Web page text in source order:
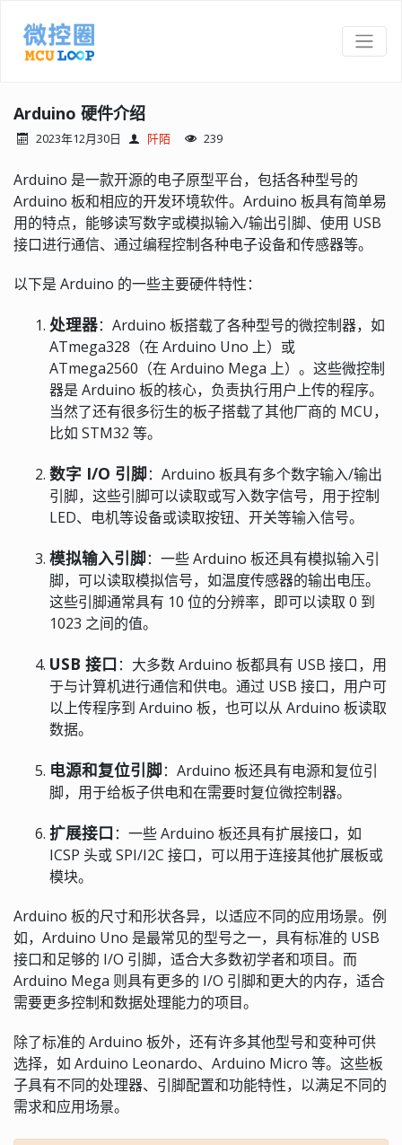
Arduino 硬件介绍
2023年12月30日 阡陌 239
Arduino 是一款开源的电子原型平台，包括各种型号的
Arduino 板和相应的开发环境软件。Arduino 板具有简单易
用的特点，能够读写数字或模拟输入/输出引脚、使用 USB
接口进行通信、通过编程控制各种电子设备和传感器等。
以下是 Arduino 的一些主要硬件特性：
处理器：Arduino 板搭载了各种型号的微控制器，如
ATmega328（在 Arduino Uno 上）或
ATmega2560（在 Arduino Mega 上）。这些微控制
器是 Arduino 板的核心，负责执行用户上传的程序。
当然了还有很多衍生的板子搭载了其他厂商的 MCU，
比如 STM32 等。
数字 I/O 引脚：Arduino 板具有多个数字输入/输出
引脚，这些引脚可以读取或写入数字信号，用于控制
LED、电机等设备或读取按钮、开关等输入信号。
模拟输入引脚：一些 Arduino 板还具有模拟输入引
脚，可以读取模拟信号，如温度传感器的输出电压。
这些引脚通常具有 10 位的分辨率，即可以读取 0 到
1023 之间的值。
USB 接口：大多数 Arduino 板都具有 USB 接口，用
于与计算机进行通信和供电。通过 USB 接口，用户可
以上传程序到 Arduino 板，也可以从 Arduino 板读取
数据。
电源和复位引脚：Arduino 板还具有电源和复位引
脚，用于给板子供电和在需要时复位微控制器。
扩展接口：一些 Arduino 板还具有扩展接口，如
ICSP 头或 SPI/I2C 接口，可以用于连接其他扩展板或
模块。
Arduino 板的尺寸和形状各异，以适应不同的应用场景。例
如，Arduino Uno 是最常见的型号之一，具有标准的 USB
接口和足够的 I/O 引脚，适合大多数初学者和项目。而
Arduino Mega 则具有更多的 I/O 引脚和更大的内存，适合
需要更多控制和数据处理能力的项目。
除了标准的 Arduino 板外，还有许多其他型号和变种可供
选择，如 Arduino Leonardo、Arduino Micro 等。这些板
子具有不同的处理器、引脚配置和功能特性，以满足不同的
需求和应用场景。